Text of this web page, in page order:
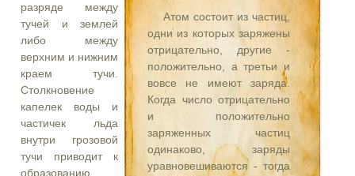
Атом состоит из частиц,
одни из которых заряжены
отрицательно, другие -
положительно, а третьи и
вовсе не имеют заряда.
Когда число отрицательно
и положительно
заряженных частиц
одинаково, заряды
уравновешиваются - тогда
разряде между
тучей и землей
либо между
верхним и нижним
краем тучи.
Столкновение
капелек воды и
частичек льда
внутри грозовой
тучи приводит к
образованию